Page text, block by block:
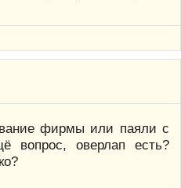
фирмы или паяли с
вопрос, оверлап есть?